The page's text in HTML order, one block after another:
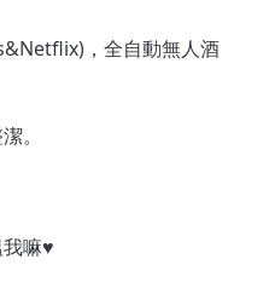
，全自動無人酒
。
嘛♥️